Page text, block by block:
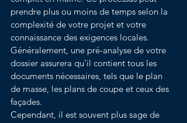
prendre plus ou moins de temps selon la
complexité de votre projet et votre
connaissance des exigences locales.
Généralement, une pré-analyse de votre
dossier assurera qu’il contient tous les
documents nécessaires, tels que le plan
de masse, les plans de coupe et ceux des
façades.
Cependant, il est souvent plus sage de